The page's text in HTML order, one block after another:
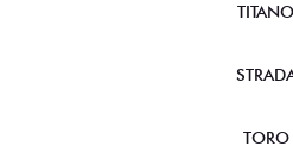
TITANO
TORO